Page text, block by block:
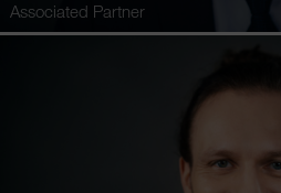
Associated Partner